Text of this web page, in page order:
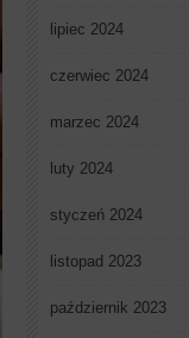
lipiec 2024
czerwiec 2024
marzec 2024
luty 2024
styczeń 2024
listopad 2023
październik 2023